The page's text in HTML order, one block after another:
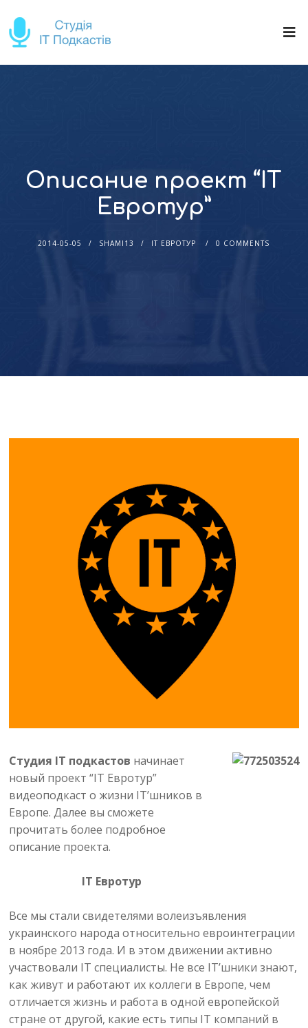
Описание проект “IT
Евротур”
2014-05-05 SHAMI13 IT ЕВРОТУР 0 COMMENTS
Студия IT подкастов начинает
новый проект “IT Евротур”
видеоподкаст о жизни IT’шников в
Европе. Далее вы сможете
прочитать более подробное
описание проекта.
IT Евротур
Все мы стали свидетелями волеизъявления
украинского народа относительно евроинтеграции
в ноябре 2013 года. И в этом движении активно
участвовали IT специалисты. Не все IT’шники знают,
как живут и работают их коллеги в Европе, чем
отличается жизнь и работа в одной европейской
стране от другой, какие есть типы IT компаний в